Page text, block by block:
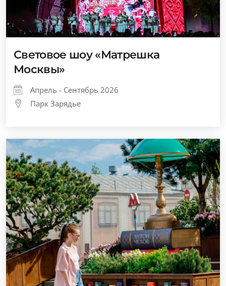
Световое шоу «Матрешка
Москвы»
Апрель - Сентябрь 2026
Парк Зарядье